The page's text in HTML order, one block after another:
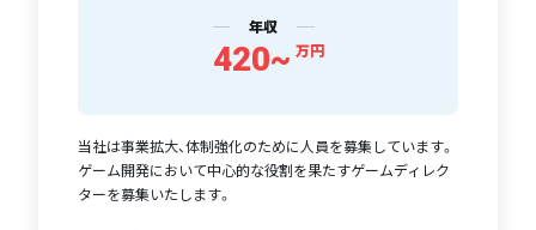
年収
420~ 万円
当社は事業拡大、体制強化のために人員を募集しています。
ゲーム開発において中心的な役割を果たすゲームディレク
ターを募集いたします。